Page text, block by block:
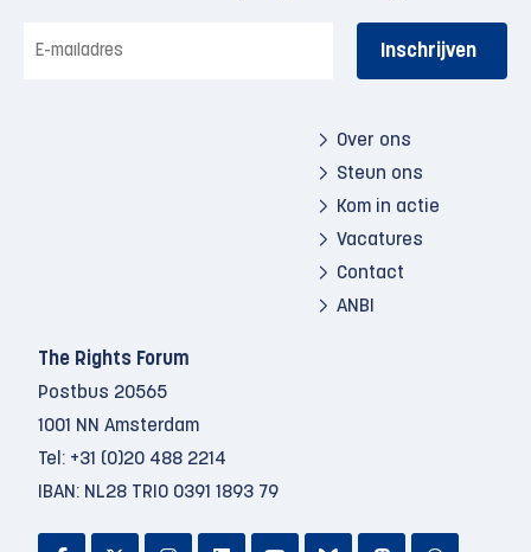
mailadres
Over ons
Steun ons
Kom in actie
Vacatures
Contact
ANBI
The Rights Forum
Postbus 20565
1001 NN Amsterdam
Tel: +31 (0)20 488 2214
IBAN: NL28 TRIO 0391 1893 79